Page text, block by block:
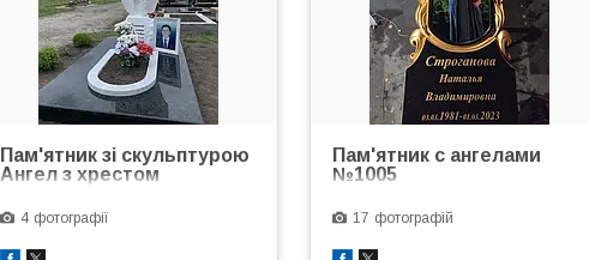
Пам'ятник зі скульптурою
Ангел з хрестом
4
Пам'ятник с ангелами
№1005
17